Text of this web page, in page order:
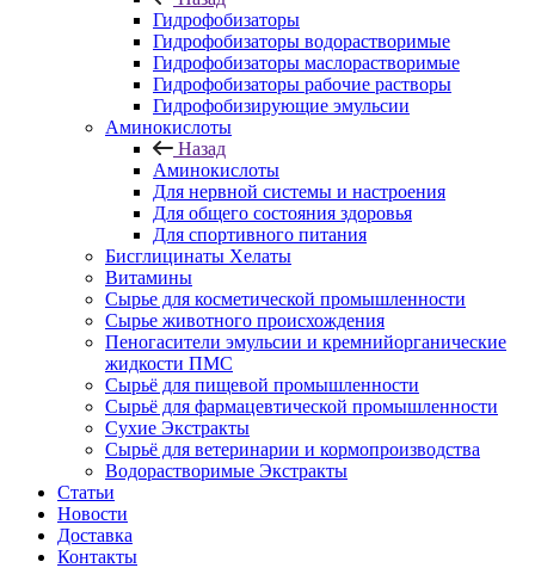
Гидрофобизаторы
Гидрофобизаторы водорастворимые
Гидрофобизаторы маслорастворимые
Гидрофобизаторы рабочие растворы
Гидрофобизирующие эмульсии
Аминокислоты
Назад
Аминокислоты
Для нервной системы и настроения
Для общего состояния здоровья
Для спортивного питания
Бисглицинаты Хелаты
Витамины
Сырье для косметической промышленности
Сырье животного происхождения
Пеногасители эмульсии и кремнийорганические
жидкости ПМС
Сырьё для пищевой промышленности
Сырьё для фармацевтической промышленности
Сухие Экстракты
Сырьё для ветеринарии и кормопроизводства
Водорастворимые Экстракты
Статьи
Новости
Доставка
Контакты